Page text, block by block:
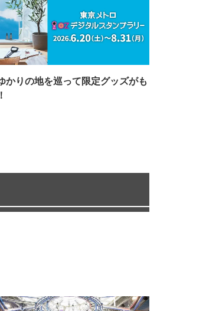
かりの地を巡って限定グッズがも